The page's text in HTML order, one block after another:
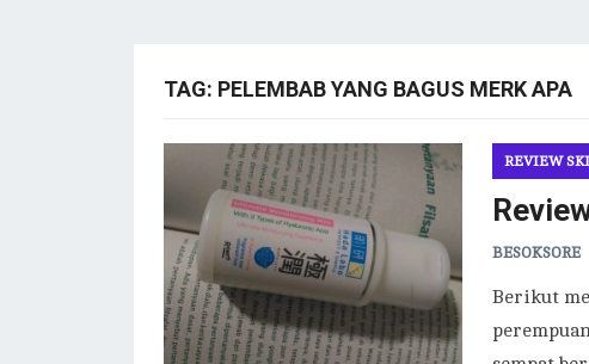
TAG: PELEMBAB YANG BAGUS MERK APA
REVIEW
BESOKSORE
Berikut